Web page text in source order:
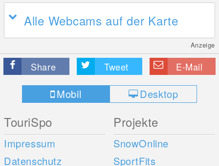
Alle Webcams auf der Karte
Anzeige
Share Tweet E-Mail
Mobil Desktop
TouriSpo
Impressum
Datenschutz
Projekte
SnowOnline
SportFits